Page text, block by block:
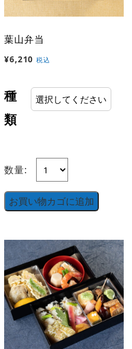
葉山弁当
¥6,210 税込
種
類
数量:
お買い物カゴに追加